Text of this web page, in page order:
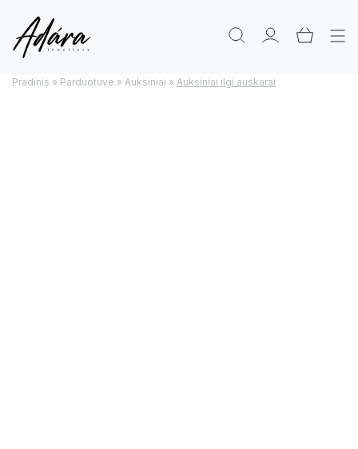
Pradinis » Parduotuve » Auksiniai » Auksiniai ilgi auskarai